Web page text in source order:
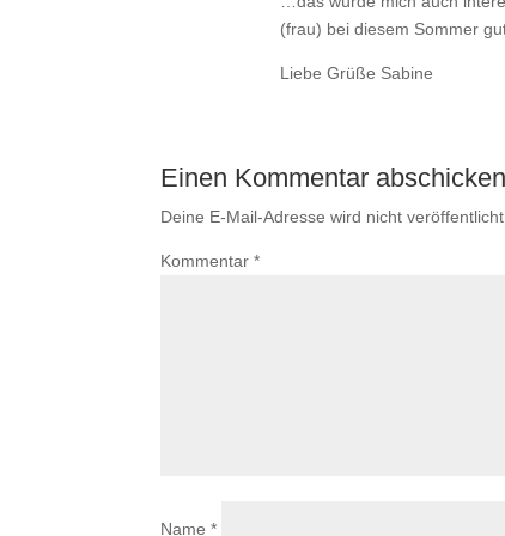
(frau) bei diesem Sommer
Liebe Grüße Sabine
Einen Kommentar abschicken
Deine E-Mail-Adresse wird nicht
Kommentar*
Name*